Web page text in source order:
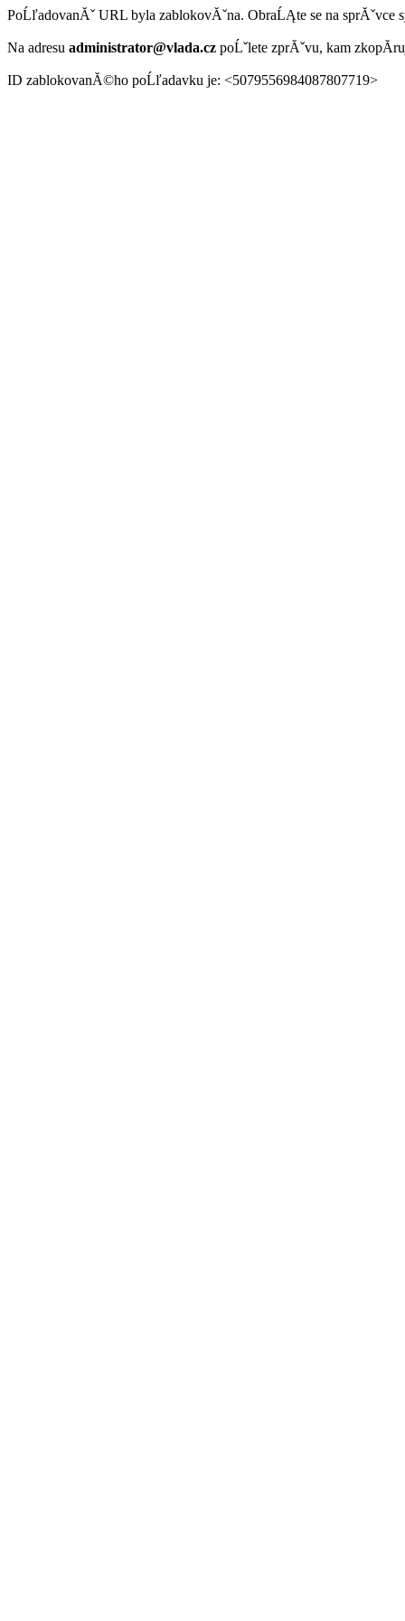
PoĹľadovanĂˇ URL byla zablokovĂˇna. ObraĹĄte se na sprĂˇvce
Na adresu administrator@vlada.cz poĹˇlete zprĂˇvu, kam
ID zablokovanĂ©ho poĹľadavku je: <5079556984087807719>